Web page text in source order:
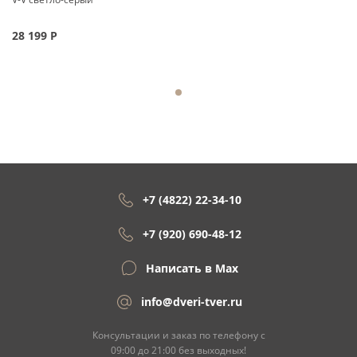
28 199 Р
+7 (4822) 22-34-10
+7 (920) 690-48-12
Написать в Max
info@dveri-tver.ru
Консультации и заказ по телефону с
09:00 до 21:00 без выходных!